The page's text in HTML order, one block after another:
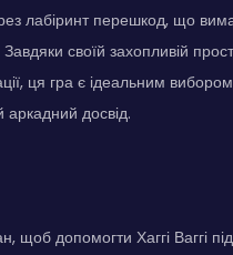
лабіринт перешкод, що
своїй захопливій
ця гра є ідеальним
аркадний досвід.
щоб допомогти Хаггі Ваггі